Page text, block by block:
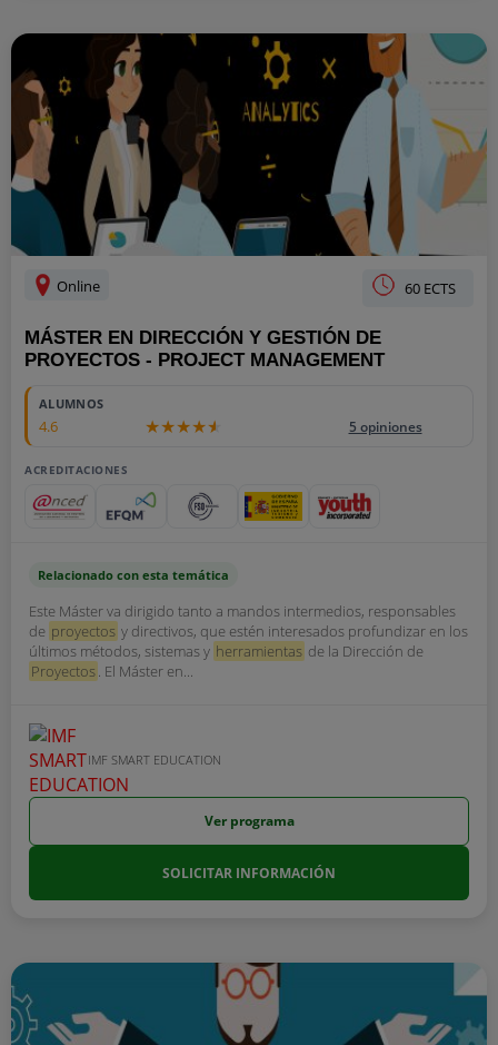
Online 60 ECTS
MÁSTER EN DIRECCIÓN Y GESTIÓN DE
PROYECTOS - PROJECT MANAGEMENT
ALUMNOS
4.6 5 opiniones
ACREDITACIONES
Relacionado con esta temática
Este Máster va dirigido tanto a mandos intermedios, responsables
de proyectos y directivos, que estén interesados profundizar en los
últimos métodos, sistemas y herramientas de la Dirección de
Proyectos. El Máster en...
IMF SMART EDUCATION
Ver programa
SOLICITAR INFORMACIÓN